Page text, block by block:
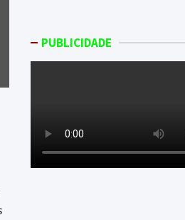
PUBLICIDADE